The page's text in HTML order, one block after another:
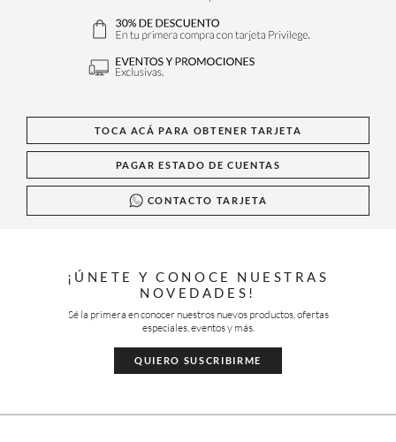
TOCA ACÁ PARA OBTENER TARJETA
PAGAR ESTADO DE CUENTAS
CONTACTO TARJETA
¡ÚNETE Y CONOCE NUESTRAS
NOVEDADES!
Sé la primera en conocer nuestros nuevos productos, ofertas
especiales, eventos y más.
QUIERO SUSCRIBIRME